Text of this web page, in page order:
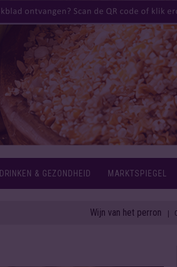
DRINKEN & GEZONDHEID MARKTSPIEGEL
Wijn van het perron| 07 aug 2026